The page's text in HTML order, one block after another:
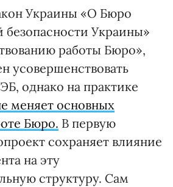
Украины «О Бюро
безопасности Украины»
работы Бюро»,
усовершенствовать
однако на практике
меняет основных
Бюро. В первую
сохраняет влияние
на эту
структуру. Сам